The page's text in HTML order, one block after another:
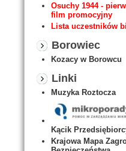
Osuchy 1944 -
film promocyjny
Lista uczestników
Borowiec
Kozacy w Borowcu
Linki
Muzyka Roztocza
Kącik
Krajowa Mapa